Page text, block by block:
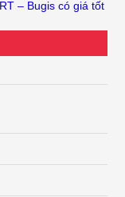
– Bugis có giá tốt